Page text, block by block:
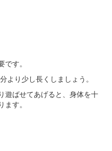
す。
より少し長くしましょう。
遊ばせてあげると、身体を十
す。